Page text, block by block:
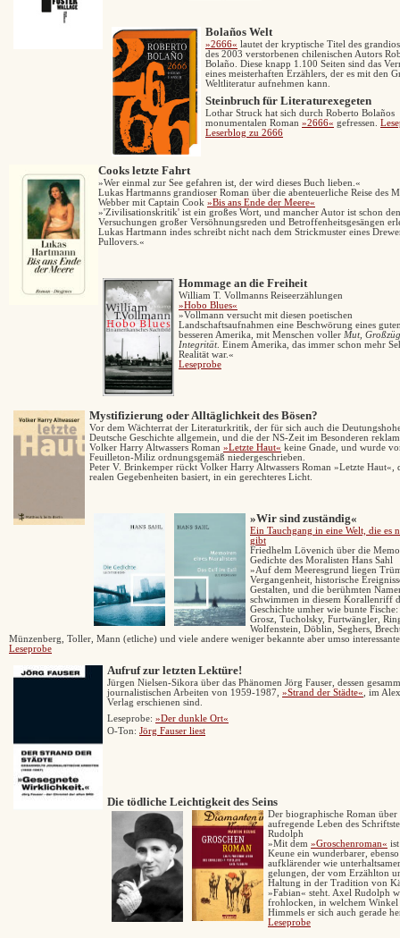
Bolaños Welt
»2666« lautet der kryptische Titel des
des 2003 verstorbenen chilenischen Autors
Bolaño. Diese knapp 1.100 Seiten sind das
eines meisterhaften Erzählers, der es mit den
Weltliteratur aufnehmen kann.
Steinbruch für Literaturexegeten
Lothar Struck hat sich durch Roberto Bolaños
monumentalen Roman »2666« gefressen.
Leserblog zu 2666
Cooks letzte Fahrt
»Wer einmal zur See gefahren ist, der wird dieses Buch lieben.«
Lukas Hartmanns grandioser Roman über die abenteuerliche Reise des
Webber mit Captain Cook »Bis ans Ende der Meere«
»'Zivilisationskritik' ist ein großes Wort, und mancher Autor ist schon den
Versuchungen großer Versöhnungsreden und Betroffenheitsgesängen
Lukas Hartmann indes schreibt nicht nach dem Strickmuster eines
Pullovers.«
Hommage an die Freiheit
William T. Vollmanns Reiseerzählungen
»Hobo Blues«
»Vollmann versucht mit diesen poetischen
Landschaftsaufnahmen eine Beschwörung eines
besseren Amerika, mit Menschen voller Mut,
Integrität. Einem Amerika, das immer schon mehr
Realität war.«
Leseprobe
Mystifizierung oder Alltäglichkeit des Bösen?
Vor dem Wächterrat der Literaturkritik, der für sich auch die
Deutsche Geschichte allgemein, und die der NS-Zeit im Besonderen
Volker Harry Altwassers Roman »Letzte Haut« keine Gnade, und wurde
Feuilleton-Miliz ordnungsgemäß niedergeschrieben.
Peter V. Brinkemper rückt Volker Harry Altwassers Roman »Letzte Haut«,
realen Gegebenheiten basiert, in ein gerechteres Licht.
»Wir sind zuständig«
Ein Tauchgang in eine Welt, die es
gibt
Friedhelm Lövenich über die
Gedichte des Moralisten Hans Sahl
»Auf dem Meeresgrund liegen
Vergangenheit, historische
Gestalten, und die berühmten
schwimmen in diesem Korallenriff
Geschichte umher wie bunte
Grosz, Tucholsky, Furtwängler,
Wolfenstein, Döblin, Seghers,
Münzenberg, Toller, Mann (etliche) und viele andere weniger bekannte aber umso
Leseprobe
Aufruf zur letzten Lektüre!
Jürgen Nielsen-Sikora über das Phänomen Jörg Fauser, dessen
journalistischen Arbeiten von 1959-1987 »Strand der Städte« , im
Verlag erschienen sind.
Leseprobe: »Der dunkle Ort«
O-Ton: Jörg Fauser liest
Die tödliche Leichtigkeit des Seins
Der biographische Roman über
aufregende Leben des
Rudolph
»Mit dem »Groschenroman«
Keune ein wunderbarer, ebenso
aufklärender wie
gelungen, der vom Erzählton
Haltung in der Tradition von
»Fabian« steht. Axel Rudolph
frohlocken, in welchem Winkel
Himmels er sich auch gerade
Leseprobe